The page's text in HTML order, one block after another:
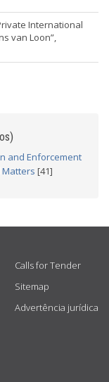
International
van Loon”,
and Enforcement
Matters [41]
Calls for Tender
Sitemap
Advertência jurídica